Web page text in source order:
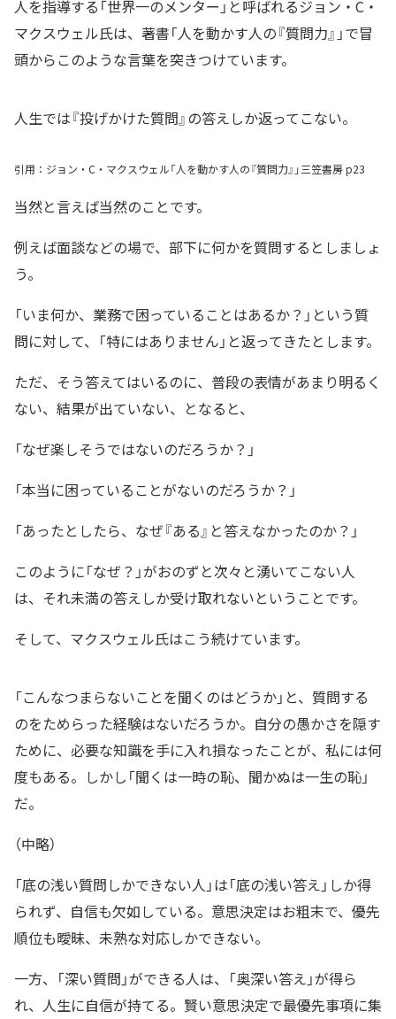
人を指導する「世界一のメンター」と呼ばれるジョン・C・
マクスウェル氏は、著書「人を動かす人の『質問力』」で冒
頭からこのような言葉を突きつけています。
人生では『投げかけた質問』の答えしか返ってこない。
引用：ジョン・C・マクスウェル「人を動かす人の『質問力』」三笠書房 p23
当然と言えば当然のことです。
例えば面談などの場で、部下に何かを質問するとしましょ
う。
「いま何か、業務で困っていることはあるか？」という質
問に対して、「特にはありません」と返ってきたとします。
ただ、そう答えてはいるのに、普段の表情があまり明るく
ない、結果が出ていない、となると、
「なぜ楽しそうではないのだろうか？」
「本当に困っていることがないのだろうか？」
「あったとしたら、なぜ『ある』と答えなかったのか？」
このように「なぜ？」がおのずと次々と湧いてこない人
は、それ未満の答えしか受け取れないということです。
そして、マクスウェル氏はこう続けています。
「こんなつまらないことを聞くのはどうか」と、質問する
のをためらった経験はないだろうか。自分の愚かさを隠す
ために、必要な知識を手に入れ損なったことが、私には何
度もある。しかし「聞くは一時の恥、聞かぬは一生の恥」
だ。
（中略）
「底の浅い質問しかできない人」は「底の浅い答え」しか得
られず、自信も欠如している。意思決定はお粗末で、優先
順位も曖昧、未熟な対応しかできない。
一方、「深い質問」ができる人は、「奥深い答え」が得ら
れ、人生に自信が持てる。賢い意思決定で最優先事項に集